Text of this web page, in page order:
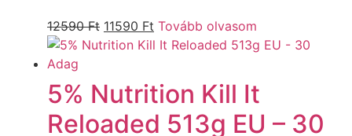
12590Ft 11590 Ft Tovább olvasom
5% Nutrition Kill It
Reloaded 513g EU – 30